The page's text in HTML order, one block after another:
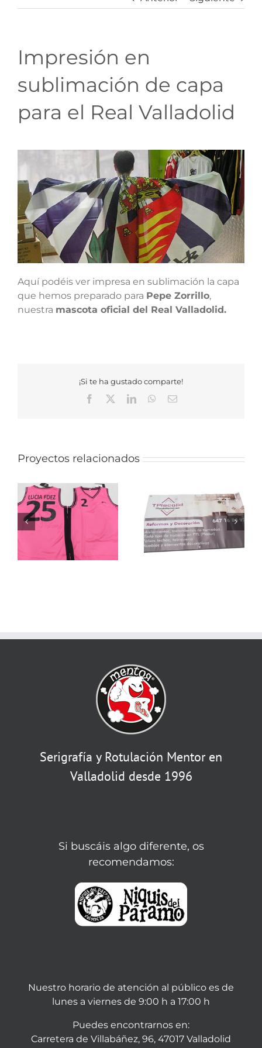
Impresión en
sublimación de capa
para el Real Valladolid
Aquí podéis ver impresa en sublimación la capa
que hemos preparado para Pepe Zorrillo,
nuestra mascota oficial del Real Valladolid.
¡Si te ha gustado comparte!
Facebook
LinkedInWhatsApp
Correo
Proyectos relacionados
FABRICACIÓN
PVC
DE DISEÑO
Serigrafía y Rotulación Mentor en
Valladolid desde 1996
Si buscáis algo diferente, os
recomendamos:
Nuestro horario de atención al público es de
lunes a viernes de 9:00 h a 17:00 h
Puedes encontrarnos en:
Carretera de Villabáñez, 96, 47017 Valladolid